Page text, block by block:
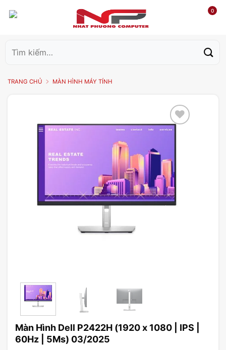
0
kiếm:
TRANG CHỦ MÀN HÌNH MÁY TÍNH
wishlist
Màn Hình Dell P2422H (1920 x 1080 | IPS |
60Hz | 5Ms) 03/2025